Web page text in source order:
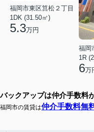
福岡市東区筥松２丁目
1DK (31.50㎡)
5.3万円
1R
6万
バックアップは仲介手数料
福岡市の賃貸は仲介手数料無